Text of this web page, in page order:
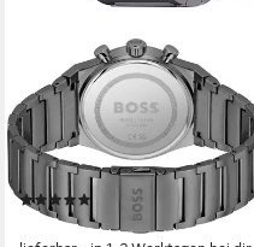
Chronograph CANDOR
CHRONO 1514223, Quarzuhr,
Armbanduhr, Herrenuhr,
Edelstahlarmband, analog, Tag
399,00 €